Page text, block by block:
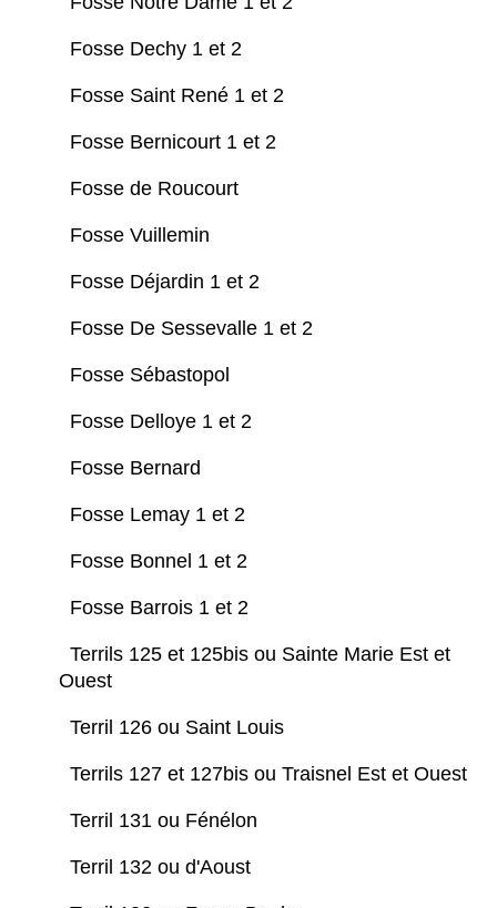
Fosse Dechy 1 et 2
Fosse Saint René 1 et 2
Fosse Bernicourt 1 et 2
Fosse de Roucourt
Fosse Vuillemin
Fosse Déjardin 1 et 2
Fosse De Sessevalle 1 et 2
Fosse Sébastopol
Fosse Delloye 1 et 2
Fosse Bernard
Fosse Lemay 1 et 2
Fosse Bonnel 1 et 2
Fosse Barrois 1 et 2
Terrils 125 et 125bis ou Sainte Marie Est et
Ouest
Terril 126 ou Saint Louis
Terrils 127 et 127bis ou Traisnel Est et Ouest
Terril 131 ou Fénélon
Terril 132 ou d'Aoust